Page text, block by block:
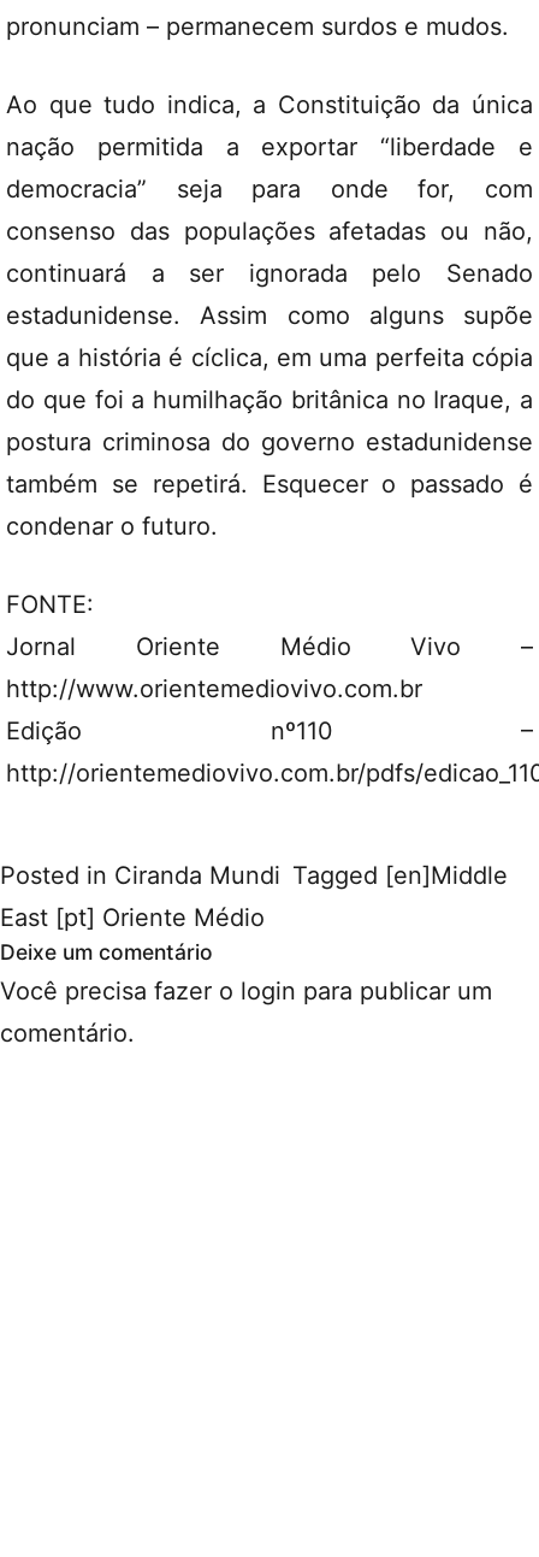
pronunciam – permanecem surdos e mudos.
Ao que tudo indica, a Constituição da única
nação permitida a exportar “liberdade e
democracia” seja para onde for, com
consenso das populações afetadas ou não,
continuará a ser ignorada pelo Senado
estadunidense. Assim como alguns supõe
que a história é cíclica, em uma perfeita cópia
do que foi a humilhação britânica no Iraque, a
postura criminosa do governo estadunidense
também se repetirá. Esquecer o passado é
condenar o futuro.
FONTE:
Jornal Oriente Médio Vivo –
http://www.orientemediovivo.com.br
Edição nº110 –
http://orientemediovivo.com.br/pdfs/
Posted in Ciranda Mundi Tagged [en]Middle
East [pt] Oriente Médio
Deixe um comentário
Você precisa fazer o login para publicar um
comentário.